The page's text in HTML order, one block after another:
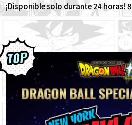
¡Disponible solo durante 24 horas!